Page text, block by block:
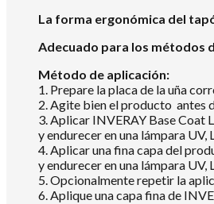
La forma ergonómica del
Adecuado para los métodos
Método de aplicación:
1. Prepare la placa de la uña
2. Agite bien el producto antes
3. Aplicar INVERAY Base Coat
y endurecer en una lámpara UV,
4. Aplicar una fina capa del
y endurecer en una lámpara UV,
5. Opcionalmente repetir la
6. Aplique una capa fina de